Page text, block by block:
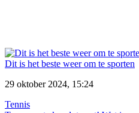
Dit is het beste weer om te sporten
29 oktober 2024, 15:24
Tennis